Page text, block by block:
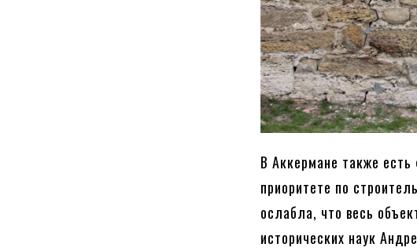
В Аккермане также
приоритете по
ослабла, что весь
исторических наук